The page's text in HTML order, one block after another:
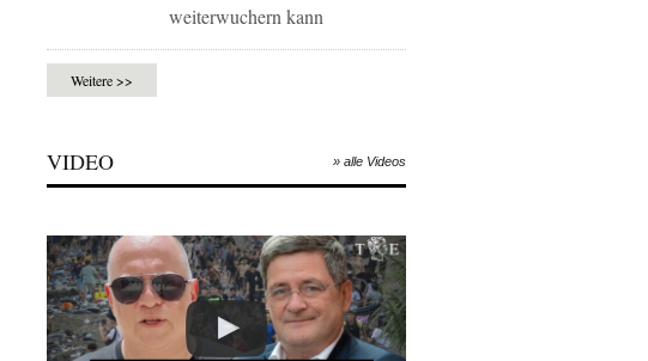
weiterwuchern kann
Weitere >>
VIDEO » alle Videos